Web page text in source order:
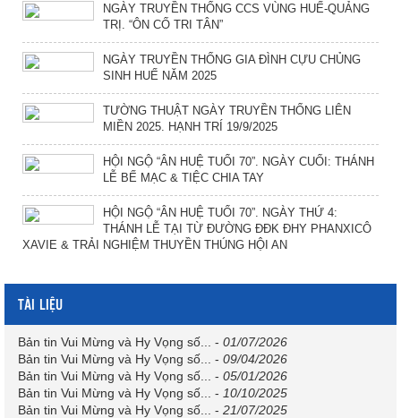
NGÀY TRUYỀN THỐNG CCS VÙNG HUẾ-QUẢNG
TRỊ. “ÔN CỐ TRI TÂN”
NGÀY TRUYỀN THỐNG GIA ĐÌNH CỰU CHỦNG
SINH HUẾ NĂM 2025
TƯỜNG THUẬT NGÀY TRUYỀN THỐNG LIÊN
MIỀN 2025. HẠNH TRÍ 19/9/2025
HỘI NGỘ “ÂN HUỆ TUỔI 70”. NGÀY CUỐI: THÁNH
LỄ BẾ MẠC & TIỆC CHIA TAY
HỘI NGỘ “ÂN HUỆ TUỔI 70”. NGÀY THỨ 4:
THÁNH LỄ TẠI TỪ ĐƯỜNG ĐĐK ĐHY PHANXICÔ
XAVIE & TRẢI NGHIỆM THUYỀN THÚNG HỘI AN
TÀI LIỆU
Bản tin Vui Mừng và Hy Vọng số... - 01/07/2026
Bản tin Vui Mừng và Hy Vọng số...
- 09/04/2026
Bản tin Vui Mừng và Hy Vọng số...
- 05/01/2026
Bản tin Vui Mừng và Hy Vọng số...
- 10/10/2025
Bản tin Vui Mừng và Hy Vọng số...
- 21/07/2025